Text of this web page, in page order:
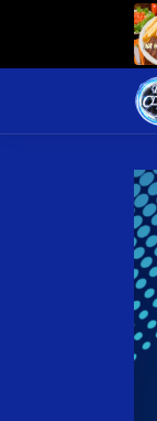
com NA HORA DO